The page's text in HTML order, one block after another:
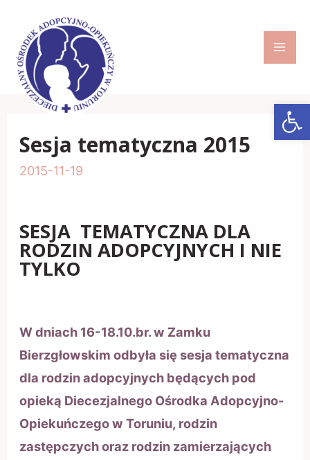
content
Sesja tematyczna 2015
2015-11-19
SESJA TEMATYCZNA DLA
RODZIN ADOPCYJNYCH I NIE
TYLKO
W dniach 16-18.10.br. w Zamku
Bierzgłowskim odbyła się sesja tematyczna
dla rodzin adopcyjnych będących pod
opieką Diecezjalnego Ośrodka Adopcyjno-
Opiekuńczego w Toruniu, rodzin
zastępczych oraz rodzin zamierzających